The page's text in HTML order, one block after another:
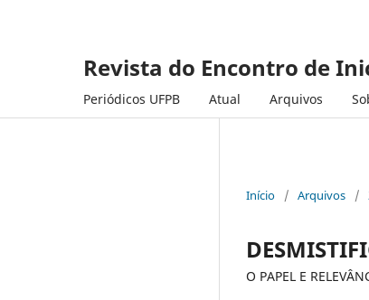
Revista do Encontro de
Periódicos UFPB Atual Arquivos
Início / Arquivos /
O PAPEL E